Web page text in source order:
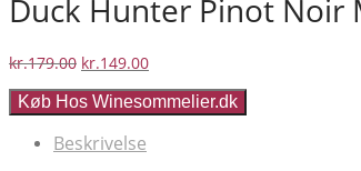
Duck Hunter Pinot Noir
kr.179.00 Den
pris
kr.179.00.
kr.149.00Den
pris
Køb Hos Winesommelier.dk
Beskrivelse